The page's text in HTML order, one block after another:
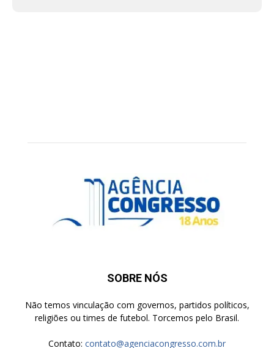
SOBRE NÓS
Não temos vinculação com governos, partidos políticos,
religiões ou times de futebol. Torcemos pelo Brasil.
Contato: contato@agenciacongresso.com.br